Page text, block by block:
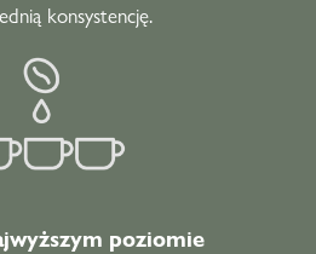
konsystencję.
poziomie